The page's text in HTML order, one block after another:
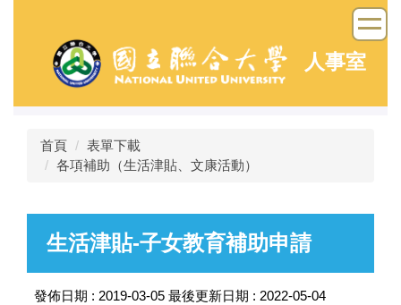
容
人事室
首頁
表單下載
各項補助（生活津貼、文康活動）
生活津貼-子女教育補助申請
發佈日期 : 2019-03-05 最後更新日期 : 2022-05-04